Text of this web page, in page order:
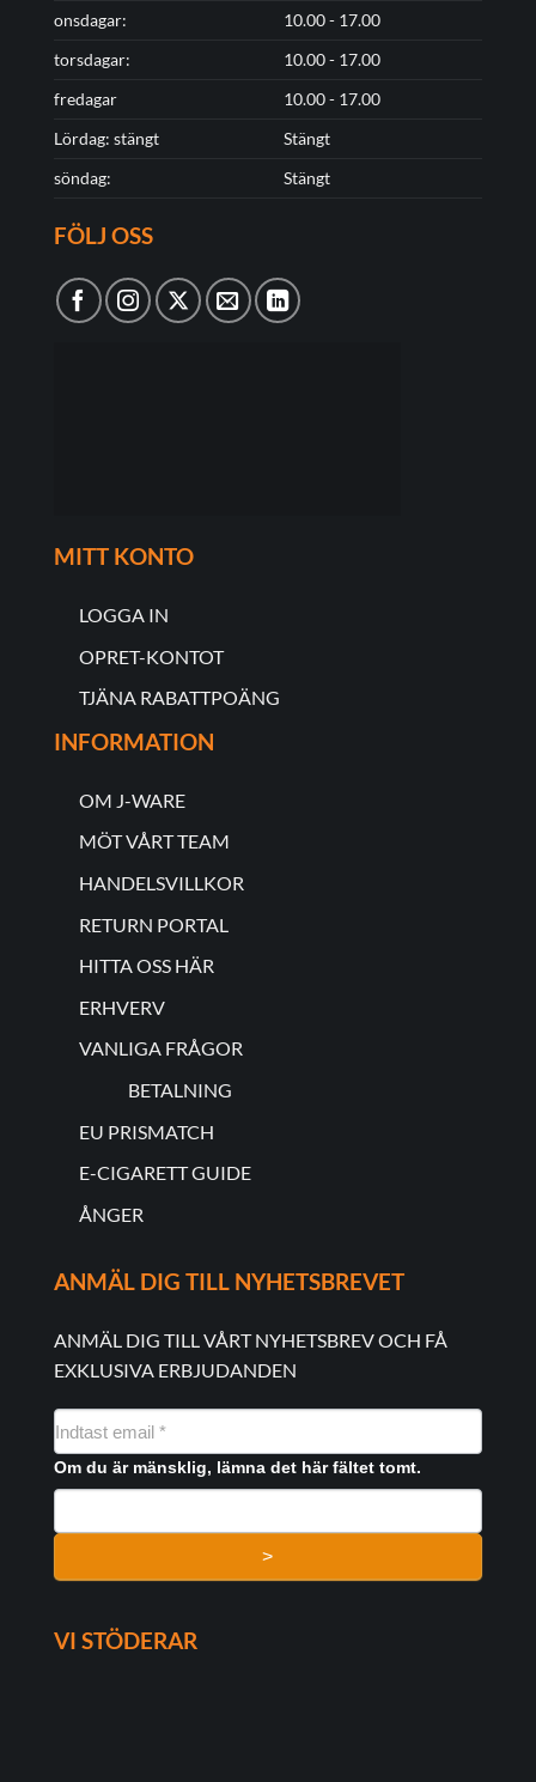
onsdagar:
10.00 - 17.00
torsdagar:
10.00 - 17.00
fredagar
10.00 - 17.00
Lördag: stängt
Stängt
söndag:
Stängt
FÖLJ OSS
MITT KONTO
LOGGA IN
OPRET-KONTOT
TJÄNA RABATTPOÄNG
INFORMATION
OM J-WARE
MÖT VÅRT TEAM
HANDELSVILLKOR
RETURN PORTAL
HITTA OSS HÄR
ERHVERV
VANLIGA FRÅGOR
BETALNING
EU PRISMATCH
E-CIGARETT GUIDE
ÅNGER
ANMÄL DIG TILL NYHETSBREVET
ANMÄL DIG TILL VÅRT NYHETSBREV OCH FÅ
EXKLUSIVA ERBJUDANDEN
NYHEDSMAIL
FORMULAR
Om du är mänsklig, lämna det här fältet tomt.
>
VI STÖDERAR